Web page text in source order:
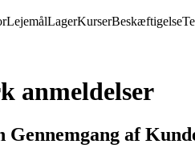
LejemålLagerKurserBeskæftigelse
anmeldelser
Gennemgang af